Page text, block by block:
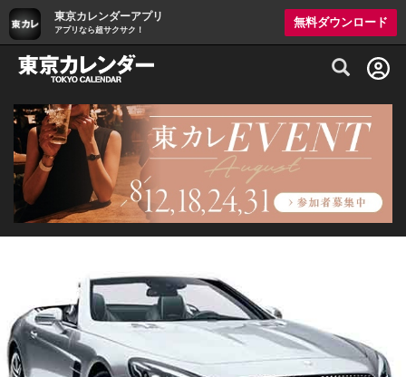
東京カレンダーアプリ
アプリなら超サクサク！
無料ダウンロード
グルメ情報・プレミアムレストラン予約